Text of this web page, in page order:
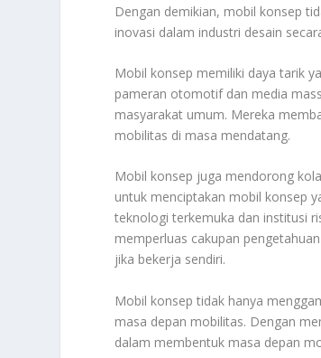
Dengan demikian, mobil konsep
inovasi dalam industri desain
Mobil konsep memiliki daya tarik
pameran otomotif dan media
masyarakat umum. Mereka
mobilitas di masa mendatang.
Mobil konsep juga mendorong
untuk menciptakan mobil konsep
teknologi terkemuka dan institusi
memperluas cakupan
jika bekerja sendiri.
Mobil konsep tidak hanya
masa depan mobilitas. Dengan
dalam membentuk masa depan